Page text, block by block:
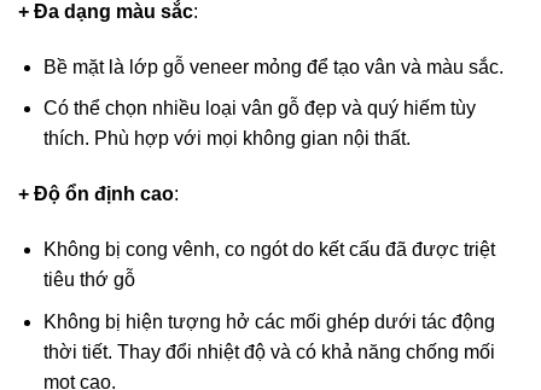
+ Đa dạng màu sắc:
Bề mặt là lớp gỗ veneer mỏng để tạo vân và màu sắc.
Có thể chọn nhiều loại vân gỗ đẹp và quý hiếm tùy
thích. Phù hợp với mọi không gian nội thất.
+ Độ ổn định cao:
Không bị cong vênh, co ngót do kết cấu đã được triệt
tiêu thớ gỗ
Không bị hiện tượng hở các mối ghép dưới tác động
thời tiết. Thay đổi nhiệt độ và có khả năng chống mối
mọt cao.